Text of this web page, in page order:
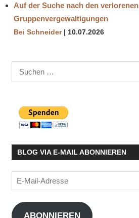
Auf der Suche nach den verlorenen
Gruppenvergewaltigungen
Bei Schneider 10.07.2026
Suchen
nach:
BLOG VIA E-MAIL ABONNIEREN
E-
Mail-
Adresse
ABONNIEREN